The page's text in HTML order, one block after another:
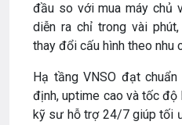
đầu so với mua máy chủ
diễn ra chỉ trong vài
thay đổi cấu hình theo nhu
Hạ tầng VNSO đạt
định, uptime cao và tốc
kỹ sư hỗ trợ 24/7 giúp tối